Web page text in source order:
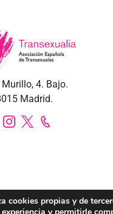
Murillo, 4. Bajo.
Madrid.
cookies propias y de